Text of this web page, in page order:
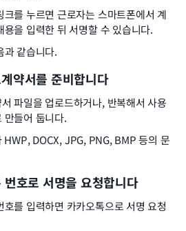
를 누르면 근로자는 스마트폰에서 계
을 입력한 뒤 서명할 수 있습니다.
과 같습니다.
약서를 준비합니다
파일을 업로드하거나, 반복해서 사용
만들어 둡니다.
HWP, DOCX, JPG, PNG, BMP 등의 문
호로 서명을 요청합니다
를 입력하면 카카오톡으로 서명 요청